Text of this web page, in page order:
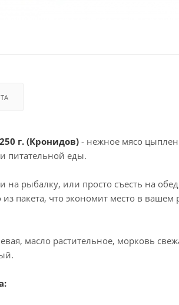
г. (Кронидов) - нежное мясо
питательной еды.
на рыбалку, или просто съесть на
пакета, что экономит место в вашем
масло растительное, морковь